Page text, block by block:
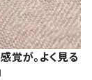
覚が。よく見る